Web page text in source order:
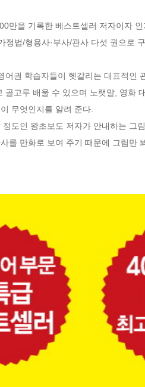
만을 기록한 베스트셀러 저자이자
정법/형용사·부사/관사 다섯 권으로
어권 학습자들이 헷갈리는 대표적인
골고루 배울 수 있으며 노랫말, 영화
무엇인지를 알려 준다.
도인 왕초보도 저자가 안내하는 그
를 만화로 보여 주기 때문에 그림만